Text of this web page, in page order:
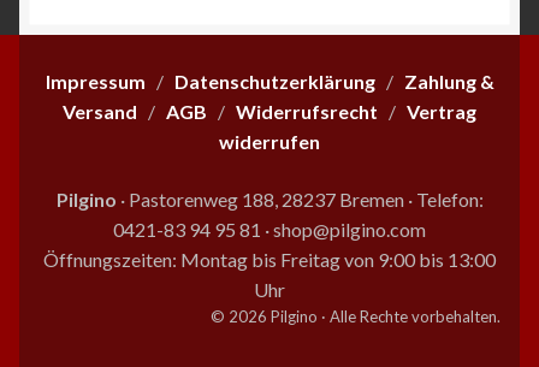
Produktseite
gewählt
Impressum / Datenschutzerklärung/ Zahlung &
Versand / AGB / Widerrufsrecht / Vertrag
widerrufen
Pilgino · Pastorenweg 188, 28237 Bremen ·Telefon:
0421-83 94 95 81 ·shop@pilgino.com
Öffnungszeiten: Montag bis Freitag von 9:00 bis 13:00
Uhr
© 2026 Pilgino · Alle Rechte vorbehalten.